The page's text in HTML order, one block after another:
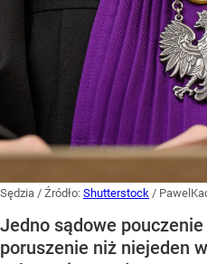
Sędzia / Źródło: Shutterstock /
Jedno sądowe pouczenie
poruszenie niż niejeden